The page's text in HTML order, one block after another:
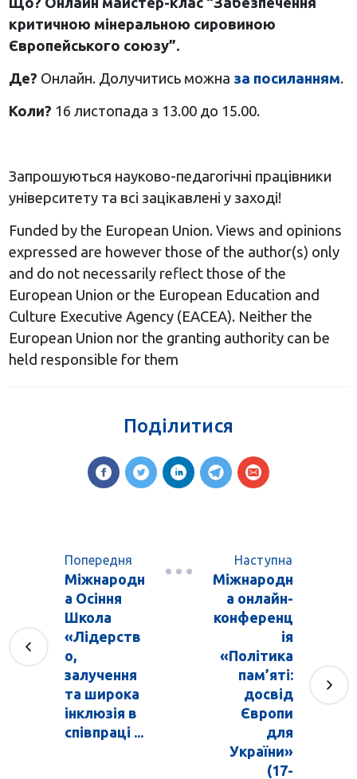
критичною мінеральною сировиною
Європейського союзу”.
Де? Онлайн. Долучитись можна за посиланням.
Коли? 16 листопада з 13.00 до 15.00.
Запрошуються науково-педагогічні працівники
університету та всі зацікавлені у заході!
Funded by the European Union. Views and opinions
expressed are however those of the author(s) only
and do not necessarily reflect those of the
European Union or the European Education and
Culture Executive Agency (EACEA). Neither the
European Union nor the granting authority can be
held responsible for them
Поділитися
Попередня
Міжнародн
а Осіння
Школа
«Лідерств
о,
залучення
та широка
інклюзія в
співпраці ...
Наступна
Міжнародн
а онлайн-
конференц
ія
«Політика
пам’яті:
досвід
Європи
для
України»
(17-